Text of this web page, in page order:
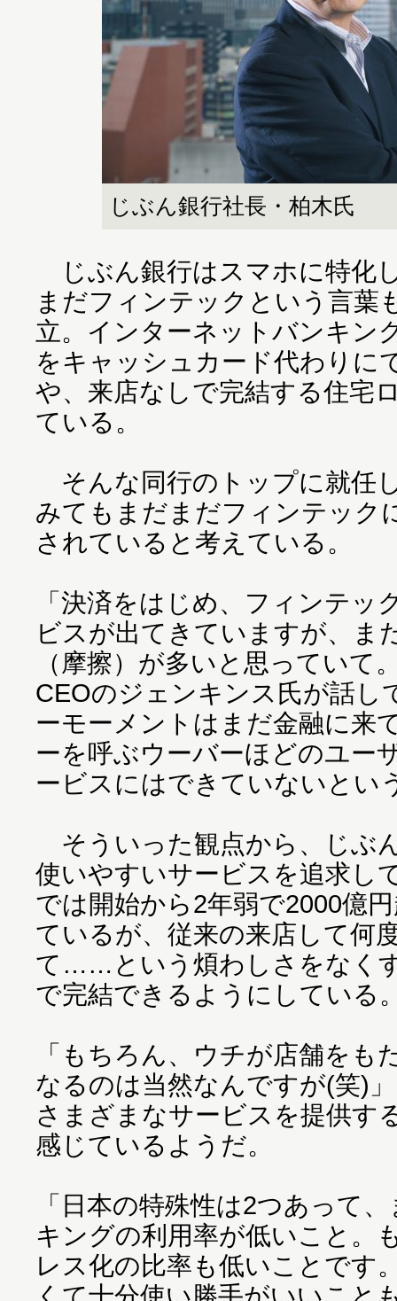
じぶん銀行社長・柏木氏
じぶん銀行はスマホに特化
まだフィンテックという言葉
立。インターネットバンキン
をキャッシュカード代わりに
や、来店なしで完結する住宅
ている。
そんな同行のトップに就任
みてもまだまだフィンテック
されていると考えている。
「決済をはじめ、フィンテッ
ビスが出てきていますが、ま
（摩擦）が多いと思っていて
CEOのジェンキンス氏が話し
ーモーメントはまだ金融に来
ーを呼ぶウーバーほどのユー
ービスにはできていないとい
そういった観点から、じぶ
使いやすいサービスを追求し
では開始から2年弱で2000億
ているが、従来の来店して何
て……という煩わしさをなく
で完結できるようにしている
「もちろん、ウチが店舗をも
なるのは当然なんですが(笑)
さまざまなサービスを提供す
感じているようだ。
「日本の特殊性は2つあって
キングの利用率が低いこと。
レス化の比率も低いことです